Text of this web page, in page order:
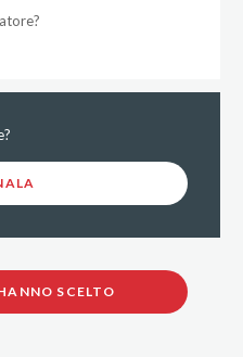
SCELTO